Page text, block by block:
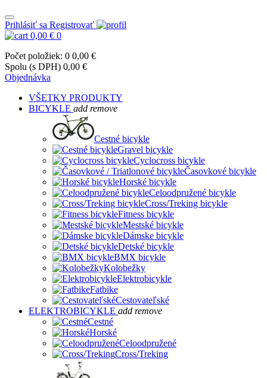
Prihlásiť sa Registrovať
0,00 € 0
Počet položiek: 0 0,00 €
Spolu (s DPH) 0,00 €
Objednávka
VŠETKY PRODUKTY
BICYKLE add remove
Cestné bicykle
Gravel bicykle
Cyclocross bicykle
Časovkové bicykle
Horské bicykle
Celoodpružené bicykle
Cross/Treking bicykle
Fitness bicykle
Mestské bicykle
Dámske bicykle
Detské bicykle
BMX bicykle
Kolobežky
Elektrobicykle
Fatbike
Cestovateľské
ELEKTROBICYKLE add remove
Cestné
Horské
Celoodpružené
Cross/Treking